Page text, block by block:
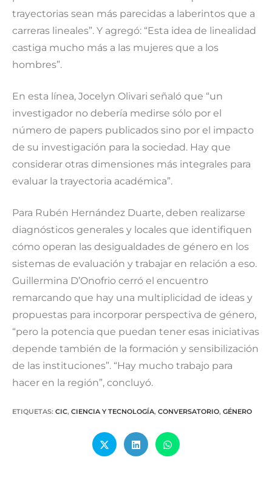
trayectorias sean más parecidas a laberintos que a
carreras lineales”. Y agregó: “Esta idea de linealidad
castiga mucho más a las mujeres que a los
hombres”.
En esta línea, Jocelyn Olivari señaló que “un
investigador no debería medirse sólo por el
número de papers publicados sino por el impacto
de su investigación para la sociedad. Hay que
considerar otras dimensiones más integrales para
evaluar la trayectoria académica”.
Para Rubén Hernández Duarte, deben realizarse
diagnósticos generales y locales que identifiquen
cómo operan las desigualdades de género en los
sistemas de evaluación y trabajar en relación a eso.
Guillermina D’Onofrio cerró el encuentro
remarcando que hay una multiplicidad de ideas y
propuestas para incorporar perspectiva de género,
“pero la potencia que puedan tener esas iniciativas
depende también de la formación y sensibilización
de las instituciones”. “Hay mucho trabajo para
hacer en la región”, concluyó.
ETIQUETAS: CIC, CIENCIA Y TECNOLOGÍA, CONVERSATORIO, GÉNERO